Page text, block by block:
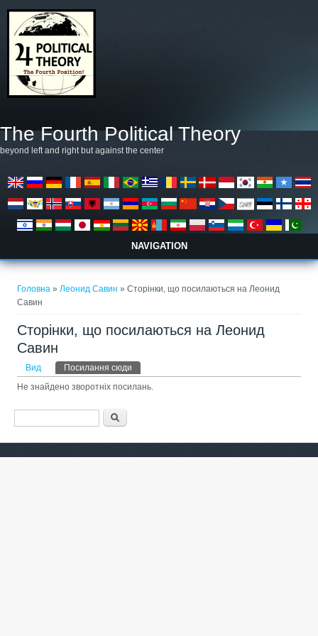
The Fourth Political Theory
beyond left and right but against the center
NAVIGATION
Головна »Леонид Савин» Сторінки, що посилаються на Леонид
Савин
Сторінки, що посилаються на Леонид
Савин
Первинні вкладки
Вид Посилання сюди
Не знайдено зворотніх посилань.
Пошукова форма